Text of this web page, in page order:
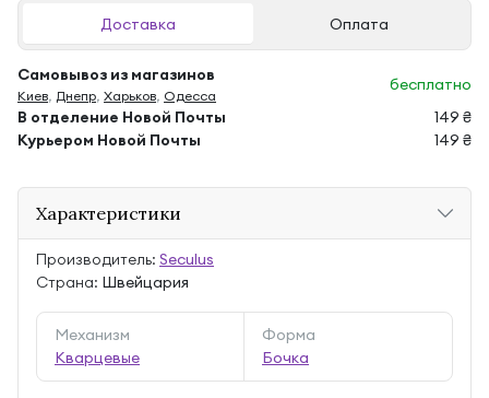
Доставка Оплата
Самовывоз из магазинов
Киев, Днепр, Харьков, Одесса
бесплатно
В отделение Новой Почты
149 ₴
Курьером Новой Почты
149 ₴
Характеристики
Производитель: Seculus
Страна: Швейцария
Механизм
Кварцевые
Форма
Бочка